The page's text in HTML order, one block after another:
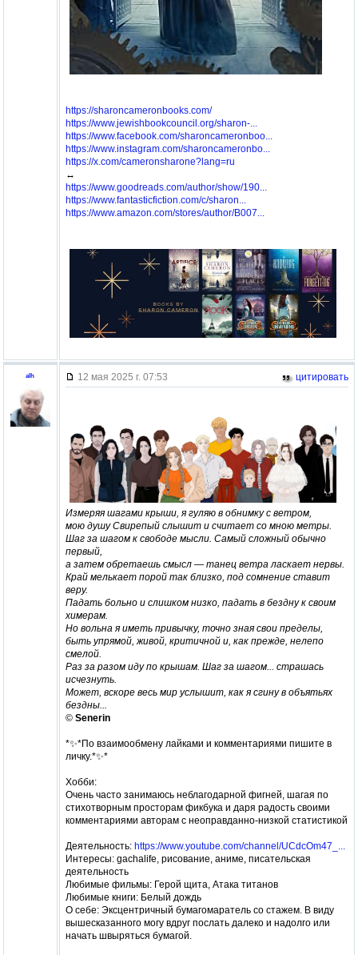
https://sharoncameronbooks.com/
https://www.jewishbookcouncil.org/sharon-...
https://www.facebook.com/sharoncameronboo...
https://www.instagram.com/sharoncameronbo...
https://x.com/cameronsharone?lang=ru
↔️
https://www.goodreads.com/author/show/190...
https://www.fantasticfiction.com/c/sharon...
https://www.amazon.com/stores/author/B007...
alh 12 мая 2025 г. 07:53 цитировать
Измеряя шагами крыши, я гуляю в обнимку с ветром,
мою душу Свирепый слышит и считает со мною метры.
Шаг за шагом к свободе мысли. Самый сложный обычно
первый,
а затем обретаешь смысл — танец ветра ласкает нервы.
Край мелькает порой так близко, под сомнение ставит
веру.
Падать больно и слишком низко, падать в бездну к своим
химерам.
Но вольна я иметь привычку, точно зная свои пределы,
быть упрямой, живой, критичной и, как прежде, нелепо
смелой.
Раз за разом иду по крышам. Шаг за шагом... страшась
исчезнуть.
Может, вскоре весь мир услышит, как я сгину в объятьях
бездны...
© Senerin
*✨*По взаимообмену лайками и комментариями пишите в
личку.*✨*
Хобби:
Очень часто занимаюсь неблагодарной фигней, шагая по
стихотворным просторам фикбука и даря радость своими
комментариями авторам с неоправданно-низкой статистикой
Деятельность: https://www.youtube.com/channel/UCdcOm47_...
Интересы: gachalife, рисование, аниме, писательская
деятельность
Любимые фильмы: Герой щита, Атака титанов
Любимые книги: Белый дождь
О себе: Эксцентричный бумагомаратель со стажем. В виду
вышесказанного могу вдруг послать далеко и надолго или
начать швыряться бумагой.